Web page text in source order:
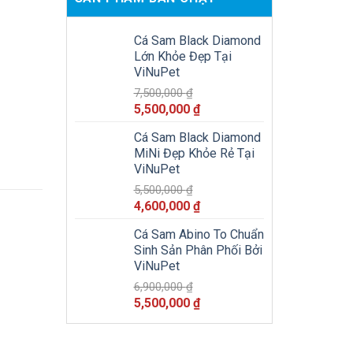
Cá Sam Black Diamond
Lớn Khỏe Đẹp Tại
ViNuPet
7,500,000₫
Giá
là:
7,500,000 ₫.
5,500,000 ₫Giá
tại
là:
Cá Sam Black Diamond
MiNi Đẹp Khỏe Rẻ Tại
ViNuPet
5,500,000₫
Giá
là:
5,500,000 ₫.
4,600,000 ₫Giá
tại
là:
Cá Sam Abino To Chuẩn
Sinh Sản Phân Phối Bởi
ViNuPet
6,900,000₫
Giá
5,500,000 ₫Giá